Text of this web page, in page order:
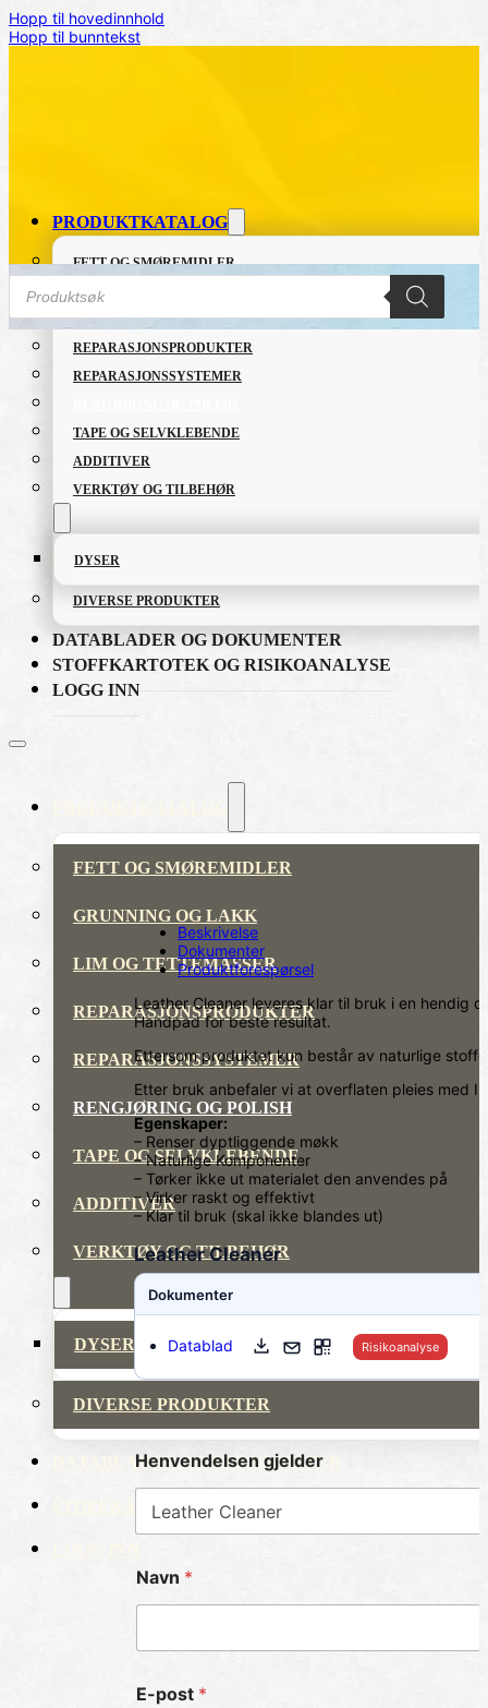
Hopp til hovedinnhold
Hopp til bunntekst
PRODUKTKATALOG
FETT OG SMØREMIDLER
GRUNNING OG LAKK
LIM OG TETTEMASSER
REPARASJONSPRODUKTER
REPARASJONSSYSTEMER
TAPE OG SELVKLEBENDE
ADDITIVER
VERKTØY OG TILBEHØR
DYSER
DIVERSE PRODUKTER
DATABLADER OG DOKUMENTER
STOFFKARTOTEK OG RISIKOANALYSE
LOGG INN
FETT OG SMØREMIDLER
GRUNNING OG LAKK
LIM OG TETTEMASSER
REPARASJONSPRODUKTER
REPARASJONSSYSTEMER
RENGJØRING OG POLISH
TAPE OG SELVKLEBENDE
ADDITIVER
VERKTØY OG TILBEHØR
DYSER
DIVERSE PRODUKTER
DATABLADER OG DOKUMENTER
STOFFKARTOTEK OG RISIKOANALYSE
Products
search
Hjem/RENGJØRING OG POLISH
Beskrivelse
Dokumenter
Produktforespørsel
Leather Cleaner leveres klar til bruk i en hendig
Handpad for beste resultat.
Ettersom produktet kun består av naturlige
Etter bruk anbefaler vi at overflaten pleies med
Egenskaper:
– Renser dyptliggende møkk
– Naturlige Komponenter
– Tørker ikke ut materialet den anvendes på
– Virker raskt og effektivt
– Klar til bruk (skal ikke blandes ut)
Leather Cleaner
Dokumenter
Datablad Risikoanalyse
Henvendelsen gjelder
Navn *
E-post *